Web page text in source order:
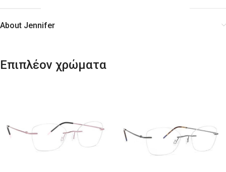
About Jennifer
Επιπλέον χρώματα